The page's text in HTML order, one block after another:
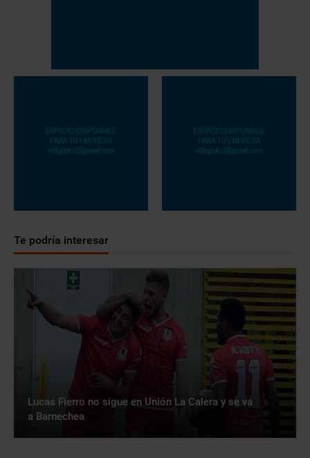
Te podría interesar
Lucas Fierro no sigue en Unión La Calera y se va
a Barnechea